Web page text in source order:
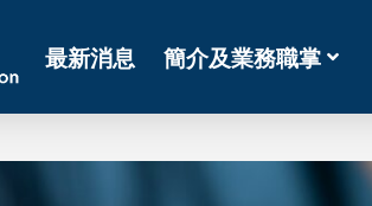
最新消息 簡介及業務職掌